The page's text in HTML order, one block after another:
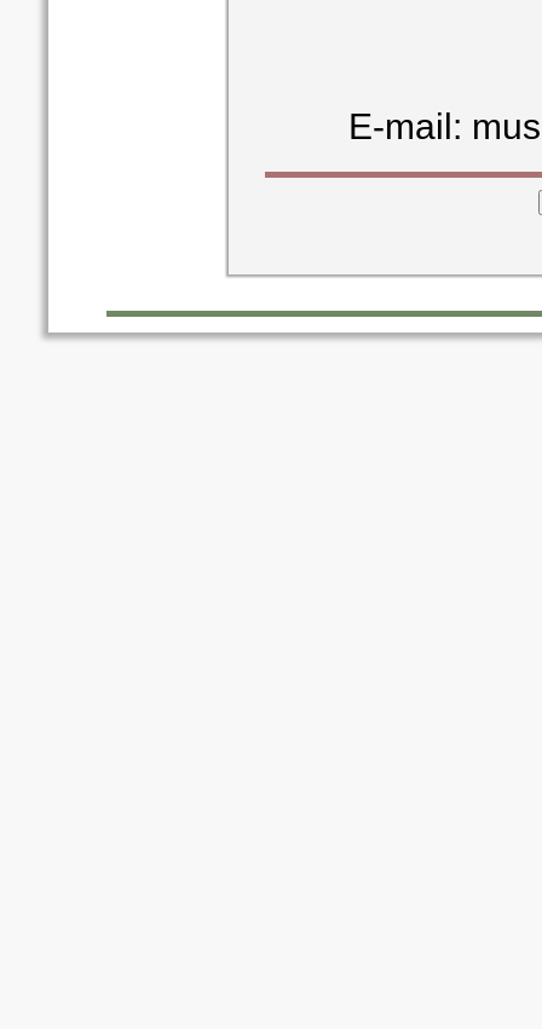
E-mail: